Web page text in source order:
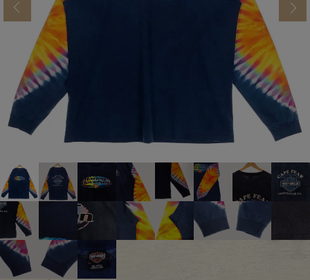
ブランドから探す スタッフコーディネート
年代から探す
メンズ商品カテゴリーから探す
Bottoms Fafatt
レディース商品カテゴリーから探す
Tops